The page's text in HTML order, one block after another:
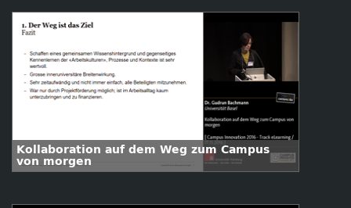
Kollaboration auf dem Weg zum Campus
von morgen